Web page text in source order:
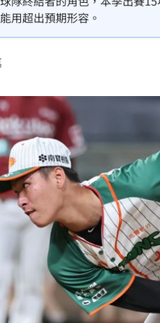
幾檔繳正報酬
衝4.18元！ 01:20
引燃施工雜物
存股族卡位！
500點 00:48
大道」逐漸成形 12:00
用超出預期形容。